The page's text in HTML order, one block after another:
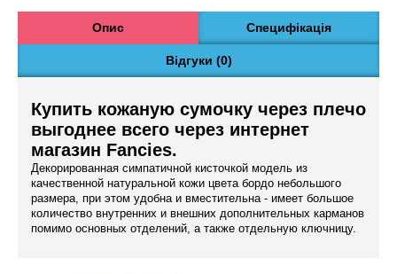
Опис Специфікація
Відгуки (0)
Купить кожаную сумочку через плечо
выгоднее всего через интернет
магазин Fancies.
Декорированная симпатичной кисточкой модель из
качественной натуральной кожи цвета бордо небольшого
размера, при этом удобна и вместительна - имеет большое
количество внутренних и внешних дополнительных карманов
помимо основных отделений, а также отдельную ключницу.